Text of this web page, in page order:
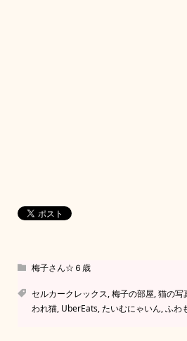
梅子さん☆６歳
セルカークレックス,梅子の部屋,猫の写
われ猫, UberEats,たいむにゃいん,ふわ